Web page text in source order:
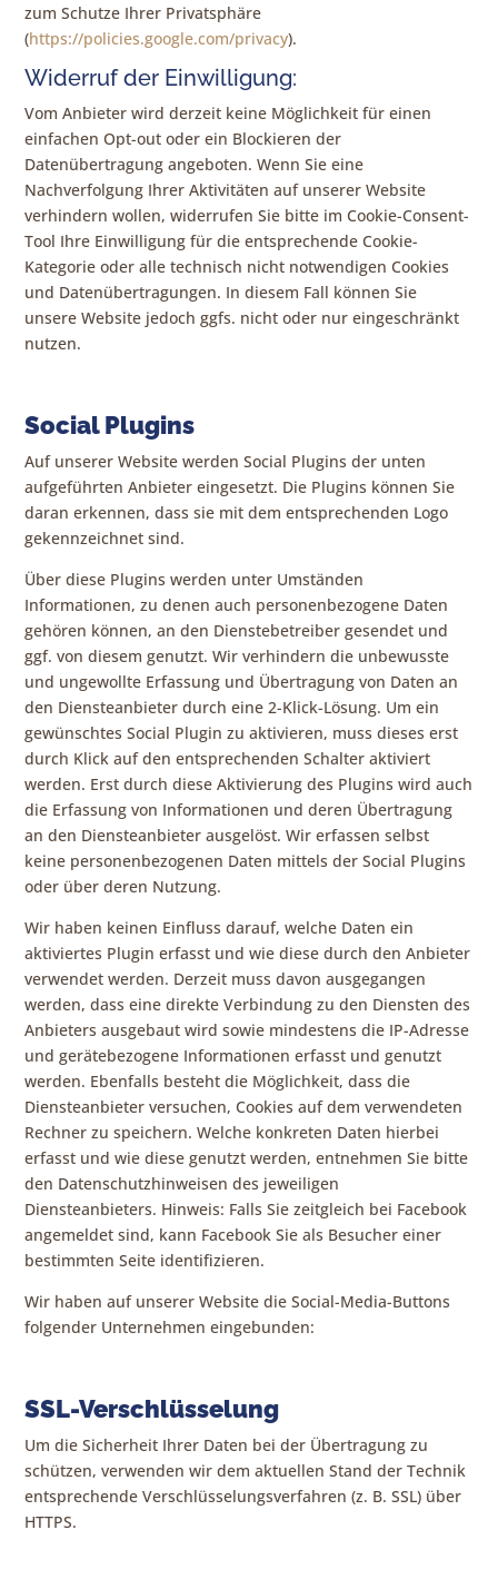
zum Schutze Ihrer Privatsphäre
(https://policies.google.com/privacy).
Widerruf der Einwilligung:
Vom Anbieter wird derzeit keine Möglichkeit für einen
einfachen Opt-out oder ein Blockieren der
Datenübertragung angeboten. Wenn Sie eine
Nachverfolgung Ihrer Aktivitäten auf unserer Website
verhindern wollen, widerrufen Sie bitte im Cookie-Consent-
Tool Ihre Einwilligung für die entsprechende Cookie-
Kategorie oder alle technisch nicht notwendigen Cookies
und Datenübertragungen. In diesem Fall können Sie
unsere Website jedoch ggfs. nicht oder nur eingeschränkt
nutzen.
Social Plugins
Auf unserer Website werden Social Plugins der unten
aufgeführten Anbieter eingesetzt. Die Plugins können Sie
daran erkennen, dass sie mit dem entsprechenden Logo
gekennzeichnet sind.
Über diese Plugins werden unter Umständen
Informationen, zu denen auch personenbezogene Daten
gehören können, an den Dienstebetreiber gesendet und
ggf. von diesem genutzt. Wir verhindern die unbewusste
und ungewollte Erfassung und Übertragung von Daten an
den Diensteanbieter durch eine 2-Klick-Lösung. Um ein
gewünschtes Social Plugin zu aktivieren, muss dieses erst
durch Klick auf den entsprechenden Schalter aktiviert
werden. Erst durch diese Aktivierung des Plugins wird auch
die Erfassung von Informationen und deren Übertragung
an den Diensteanbieter ausgelöst. Wir erfassen selbst
keine personenbezogenen Daten mittels der Social Plugins
oder über deren Nutzung.
Wir haben keinen Einfluss darauf, welche Daten ein
aktiviertes Plugin erfasst und wie diese durch den Anbieter
verwendet werden. Derzeit muss davon ausgegangen
werden, dass eine direkte Verbindung zu den Diensten des
Anbieters ausgebaut wird sowie mindestens die IP-Adresse
und gerätebezogene Informationen erfasst und genutzt
werden. Ebenfalls besteht die Möglichkeit, dass die
Diensteanbieter versuchen, Cookies auf dem verwendeten
Rechner zu speichern. Welche konkreten Daten hierbei
erfasst und wie diese genutzt werden, entnehmen Sie bitte
den Datenschutzhinweisen des jeweiligen
Diensteanbieters. Hinweis: Falls Sie zeitgleich bei Facebook
angemeldet sind, kann Facebook Sie als Besucher einer
bestimmten Seite identifizieren.
Wir haben auf unserer Website die Social-Media-Buttons
folgender Unternehmen eingebunden:
SSL-Verschlüsselung
Um die Sicherheit Ihrer Daten bei der Übertragung zu
schützen, verwenden wir dem aktuellen Stand der Technik
entsprechende Verschlüsselungsverfahren (z. B. SSL) über
HTTPS.